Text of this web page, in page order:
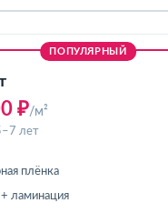
ПОПУЛЯРНЫЙ
₽/м²
лет
плёнка
ламинация